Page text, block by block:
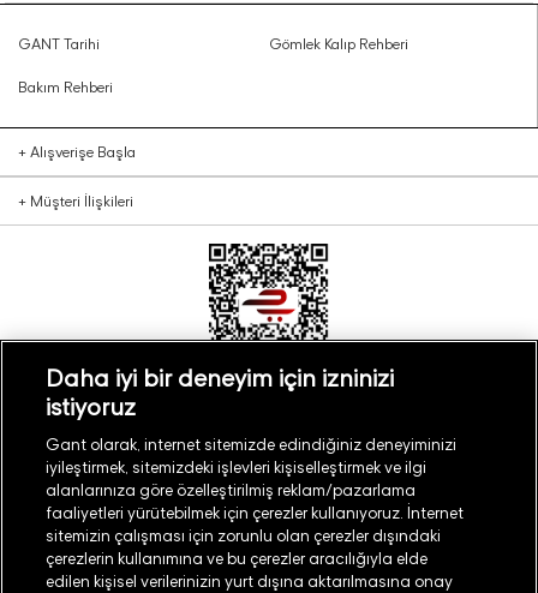
GANT Tarihi Gömlek Kalıp Rehberi
Bakım Rehberi
+ Alışverişe Başla
+ Müşteri İlişkileri
Türkiye Mağaza Bul
©2026GANT
Daha iyi bir deneyim için izninizi
istiyoruz
Gant olarak, internet sitemizde edindiğiniz deneyiminizi
iyileştirmek, sitemizdeki işlevleri kişiselleştirmek ve ilgi
alanlarınıza göre özelleştirilmiş reklam/pazarlama
faaliyetleri yürütebilmek için çerezler kullanıyoruz. İnternet
sitemizin çalışması için zorunlu olan çerezler dışındaki
çerezlerin kullanımına ve bu çerezler aracılığıyla elde
edilen kişisel verilerinizin yurt dışına aktarılmasına onay